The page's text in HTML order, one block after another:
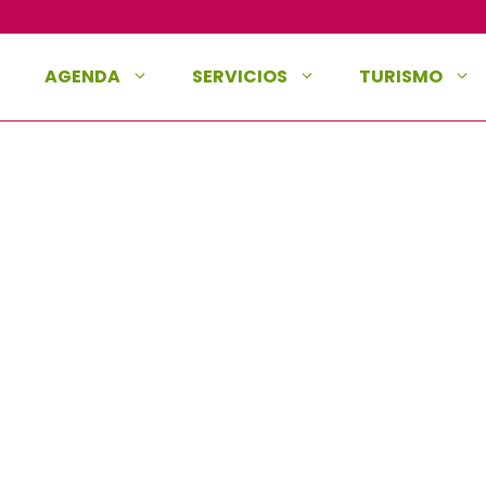
AGENDA SERVICIOS TURISMO